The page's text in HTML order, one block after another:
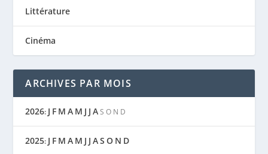
Littérature
Cinéma
ARCHIVES PAR MOIS
2026: J F M A M J J A S O N D
2025: J F M A M J J AS O N D